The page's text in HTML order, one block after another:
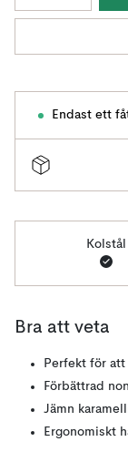
Endast ett
Kolstål
Bra att veta
Perfekt för
Förbättrad
Jämn
Ergonomiskt